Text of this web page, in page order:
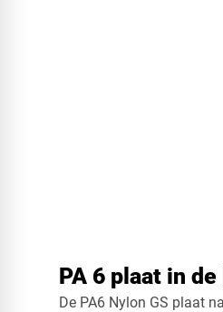
PA 6 plaat in
De PA6 Nylon GS plaat